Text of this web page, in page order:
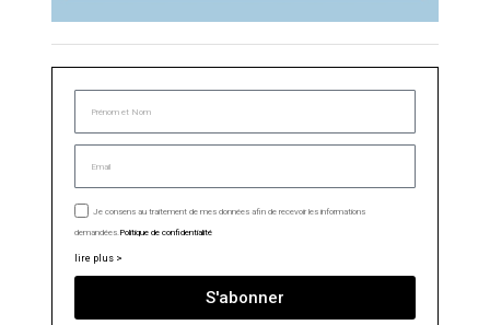
Je consens au traitement de mes données afin de recevoir les informations
demandées.Politique de confidentialité
lire plus >
S'abonner